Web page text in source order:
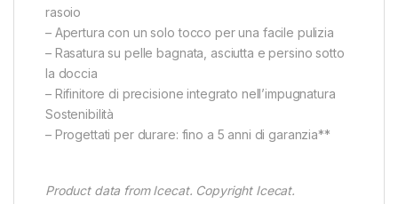
rasoio
– Apertura con un solo tocco per una facile pulizia
– Rasatura su pelle bagnata, asciutta e persino sotto
la doccia
– Rifinitore di precisione integrato nell’impugnatura
Sostenibilità
– Progettati per durare: fino a 5 anni di garanzia**
Product data from Icecat. Copyright Icecat.